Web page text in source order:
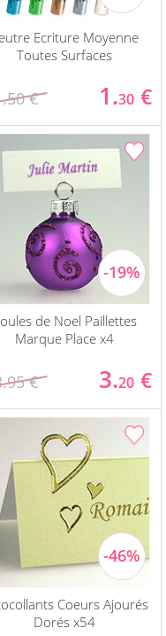
Ecriture Moyenne
Toutes Surfaces
€ 1.30 €
de Noel Paillettes
Marque Place x4
€ 3.20 €
Coeurs Ajourés
Dorés x54